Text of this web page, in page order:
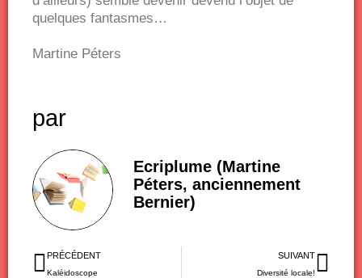
quelques fantasmes…
Martine Péters
par
Ecriplume (Martine
Péters, anciennement
Bernier)
Précédent
PRÉCÉDENT
Kaléidoscope
SUIVANT
Diversité locale!